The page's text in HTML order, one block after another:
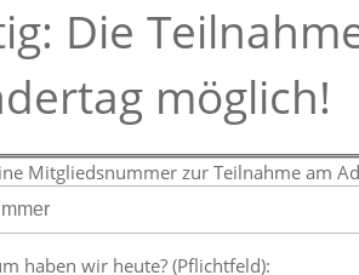
Die
möglich!
Mitgliedsnummer zur Teilnahme am
haben wir heute? (Pflichtfeld):